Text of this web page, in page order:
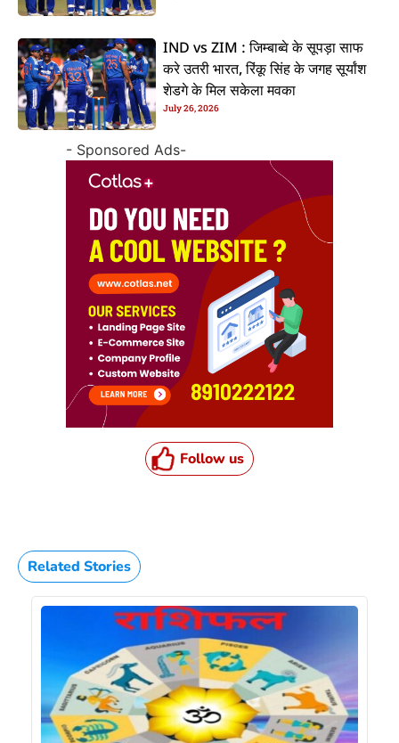
IND vs ZIM : जिम्बाब्वे के सूपड़ा साफ
करे उतरी भारत, रिंकू सिंह के जगह सूर्यांश
शेडगे के मिल सकेला मवका
July 26, 2026
- Sponsored Ads-
Follow us
Related Stories